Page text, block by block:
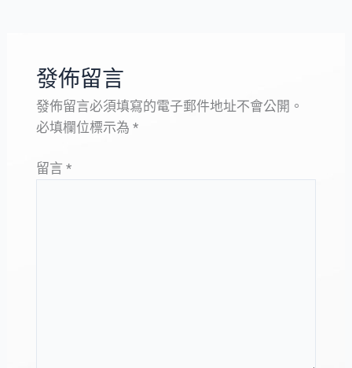
發佈留言
發佈留言必須填寫的電子郵件地址不會公開。
必填欄位標示為 *
留言 *